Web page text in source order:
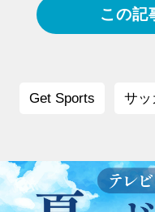
この記
Get Sports サッ